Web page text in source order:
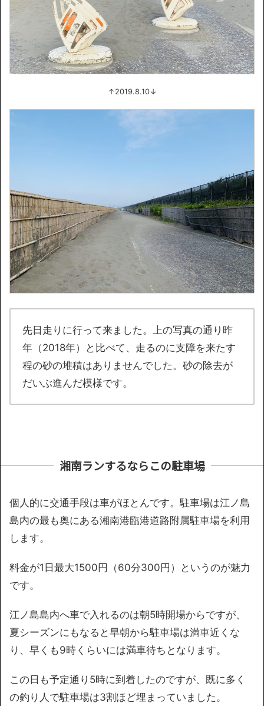
↑2019.8.10↓
先日走りに行って来ました。上の写真の通り昨
年（2018年）と比べて、走るのに支障を来たす
程の砂の堆積はありませんでした。砂の除去が
だいぶ進んだ模様です。
湘南ランするならこの駐車場
個人的に交通手段は車がほとんです。駐車場は江ノ島
島内の最も奥にある湘南港臨港道路附属駐車場を利用
します。
料金が1日最大1500円（60分300円）というのが魅力
です。
江ノ島島内へ車で入れるのは朝5時開場からですが、
夏シーズンにもなると早朝から駐車場は満車近くな
り、早くも9時くらいには満車待ちとなります。
この日も予定通り5時に到着したのですが、既に多く
の釣り人で駐車場は3割ほど埋まっていました。